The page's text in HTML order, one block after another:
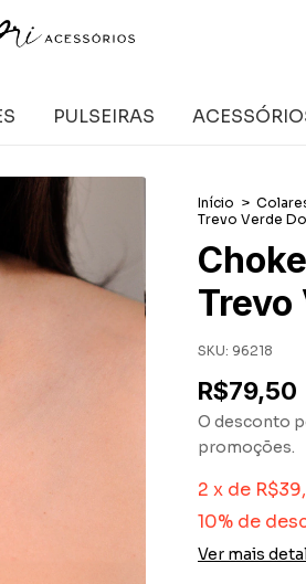
PULSEIRAS
Início >
Trevo Verde
Trevo
SKU: 96218
R$79,50
O desconto
promoções.
2 x de
10% de
Ver mais